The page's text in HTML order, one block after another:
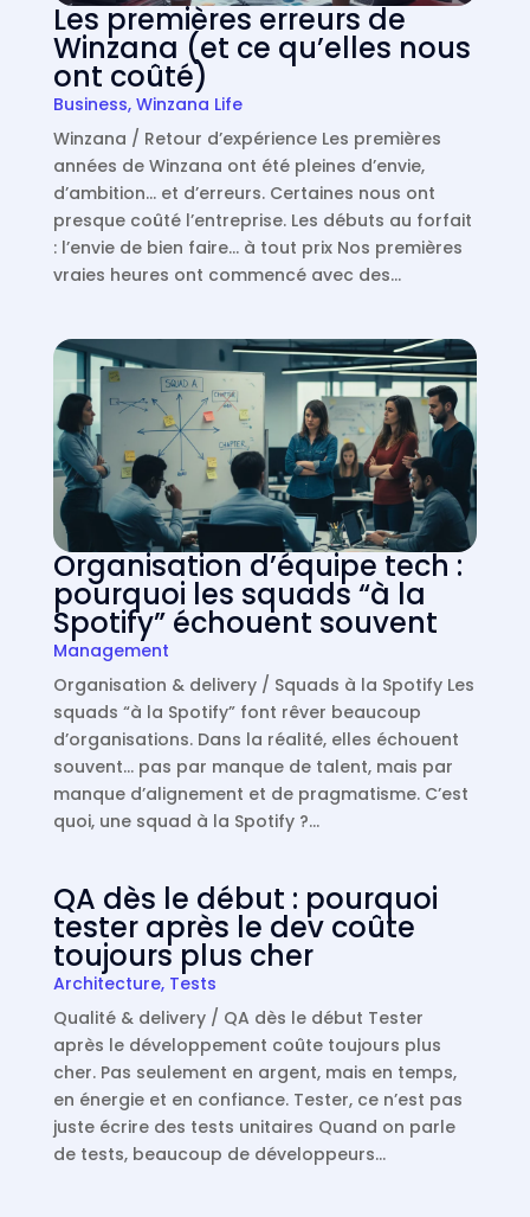
Les premières erreurs de
Winzana (et ce qu’elles nous
ont coûté)
Business, Winzana Life
Winzana / Retour d’expérience Les premières
années de Winzana ont été pleines d’envie,
d’ambition… et d’erreurs. Certaines nous ont
presque coûté l’entreprise. Les débuts au forfait
: l’envie de bien faire… à tout prix Nos premières
vraies heures ont commencé avec des…
Organisation d’équipe tech :
pourquoi les squads “à la
Spotify” échouent souvent
Management
Organisation & delivery / Squads à la Spotify Les
squads “à la Spotify” font rêver beaucoup
d’organisations. Dans la réalité, elles échouent
souvent… pas par manque de talent, mais par
manque d’alignement et de pragmatisme. C’est
quoi, une squad à la Spotify ?…
QA dès le début : pourquoi
tester après le dev coûte
toujours plus cher
Architecture, Tests
Qualité & delivery / QA dès le début Tester
après le développement coûte toujours plus
cher. Pas seulement en argent, mais en temps,
en énergie et en confiance. Tester, ce n’est pas
juste écrire des tests unitaires Quand on parle
de tests, beaucoup de développeurs…